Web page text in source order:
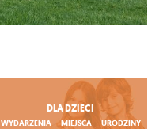
DLA DZIECI
WYDARZENIA MIEJSCA URODZINY